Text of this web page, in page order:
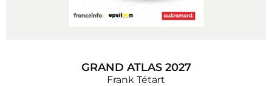
GRAND ATLAS 2027
Frank Tétart